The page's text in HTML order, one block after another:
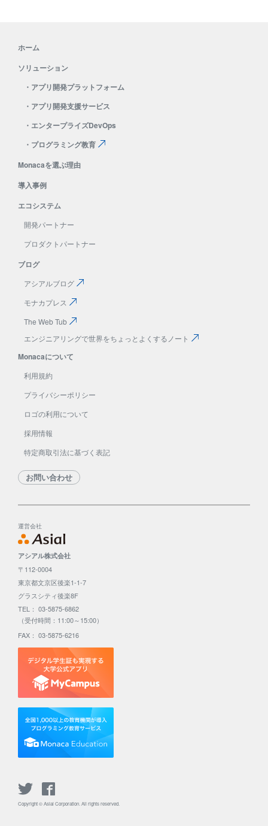
ホーム
ソリューション
・ アプリ開発プラットフォーム
・ アプリ開発支援サービス
・ エンタープライズDevOps
・ プログラミング教育
Monacaを選ぶ理由
導入事例
エコシステム
開発パートナー
プロダクトパートナー
ブログ
アシアルブログ
モナカプレス
The Web Tub
エンジニアリングで世界をちょっとよくする ノート
Monacaについて
利用規約
プライバシーポリシー
ロゴの利用について
採用情報
特定商取引法に基づく表記
お問い合わせ
運営会社
アシアル株式会社
〒112-0004
東京都文京区後楽1-1-7
グラスシティ後楽8F
TEL： 03-5875-6862
（受付時間：11:00～15:00）
FAX： 03-5875-6216
Copyright © Asial Corporation. All rights reserved.